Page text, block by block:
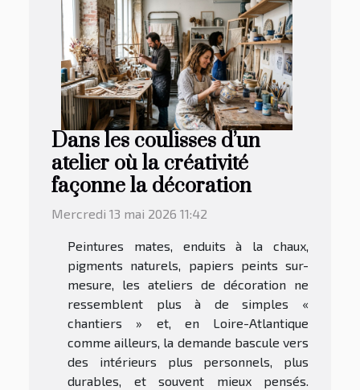
Dans les coulisses d’un
atelier où la créativité
façonne la décoration
Mercredi 13 mai 2026 11:42
Peintures mates, enduits à la chaux,
pigments naturels, papiers peints sur-
mesure, les ateliers de décoration ne
ressemblent plus à de simples «
chantiers » et, en Loire-Atlantique
comme ailleurs, la demande bascule vers
des intérieurs plus personnels, plus
durables, et souvent mieux pensés.